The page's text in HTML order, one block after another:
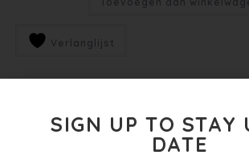
Verlanglijst
SIGN UP TO STAY
DATE